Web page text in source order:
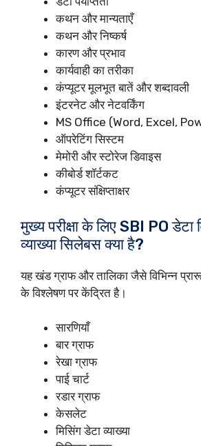
कथन और मान्यताएँ
कथन और निष्कर्ष
कारण और प्रभाव
कार्यवाही का तरीका
कंप्यूटर मूलभूत बातें और शब्दावली
इंटरनेट और नेटवर्किंग
MS Office (Word, Excel,
ऑपरेटिंग सिस्टम
मेमोरी और स्टोरेज डिवाइस
कीबोर्ड शॉर्टकट
कंप्यूटर संक्षिप्ताक्षर
मुख्य परीक्षा के लिए SBI PO
व्याख्या सिलेबस क्या है?
यह खंड ग्राफ और तालिका जैसे विभिन्न
के विश्लेषण पर केंद्रित है।
सारणियाँ
बार ग्राफ
रेखा ग्राफ
पाई चार्ट
रडार ग्राफ
केसलेट
मिसिंग डेटा व्याख्या